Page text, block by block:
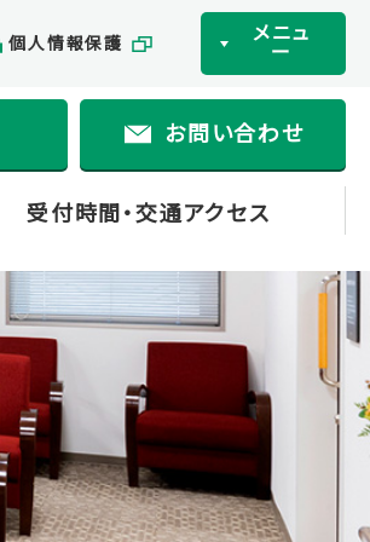
個人情報保護
メニュ
ー
お問い合わせ
受付時間・交通アクセス